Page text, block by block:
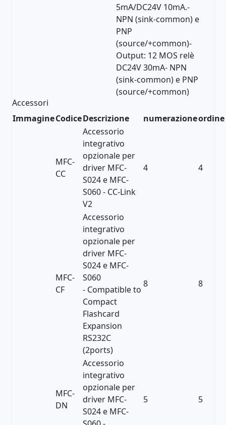
5mA/DC24V 10mA.-
NPN (sink-common) e
PNP
(source/+common)-
Output: 12 MOS relè
DC24V 30mA- NPN
(sink-common) e PNP
(source/+common)
Accessori
ImmagineCodiceDescrizione numerazioneordine
MFC-
CC
Accessorio
integrativo
opzionale per
driver MFC-
S024 e MFC-
S060 - CC-Link
V2
4 4
MFC-
CF
Accessorio
integrativo
opzionale per
driver MFC-
S024 e MFC-
S060
- Compatible to
Compact
Flashcard
Expansion
RS232C
(2ports)
8 8
MFC-
DN
Accessorio
integrativo
opzionale per
driver MFC-
S024 e MFC-
5 5